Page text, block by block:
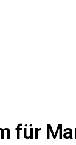
für